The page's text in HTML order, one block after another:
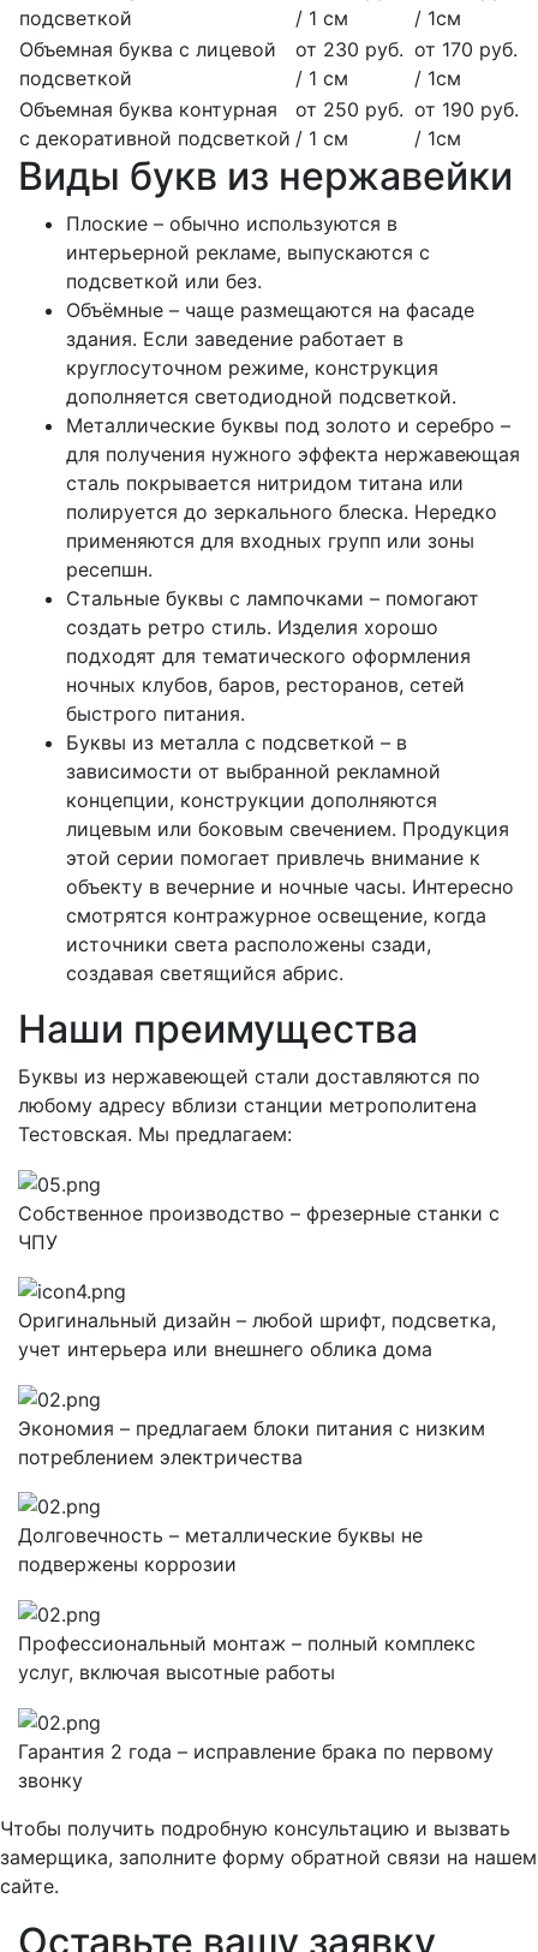
подсветкой
/ 1 см
/ 1см
Объемная буква с лицевой
подсветкой
от 230 руб.
/ 1 см
от 170 руб.
/ 1см
Объемная буква контурная
с декоративной подсветкой
от 250 руб.
/ 1 см
от 190 руб.
/ 1см
Виды букв из нержавейки
Плоские – обычно используются в
интерьерной рекламе, выпускаются с
подсветкой или без.
Объёмные – чаще размещаются на фасаде
здания. Если заведение работает в
круглосуточном режиме, конструкция
дополняется светодиодной подсветкой.
Металлические буквы под золото и серебро –
для получения нужного эффекта нержавеющая
сталь покрывается нитридом титана или
полируется до зеркального блеска. Нередко
применяются для входных групп или зоны
ресепшн.
Стальные буквы с лампочками – помогают
создать ретро стиль. Изделия хорошо
подходят для тематического оформления
ночных клубов, баров, ресторанов, сетей
быстрого питания.
Буквы из металла с подсветкой – в
зависимости от выбранной рекламной
концепции, конструкции дополняются
лицевым или боковым свечением. Продукция
этой серии помогает привлечь внимание к
объекту в вечерние и ночные часы. Интересно
смотрятся контражурное освещение, когда
источники света расположены сзади,
создавая светящийся абрис.
Наши преимущества
Буквы из нержавеющей стали доставляются по
любому адресу вблизи станции метрополитена
Тестовская. Мы предлагаем:
Собственное производство – фрезерные станки с
ЧПУ
Оригинальный дизайн – любой шрифт, подсветка,
учет интерьера или внешнего облика дома
Экономия – предлагаем блоки питания с низким
потреблением электричества
Долговечность – металлические буквы не
подвержены коррозии
Профессиональный монтаж – полный комплекс
услуг, включая высотные работы
Гарантия 2 года – исправление брака по первому
звонку
Чтобы получить подробную консультацию и вызвать
замерщика, заполните форму обратной связи на нашем
сайте.
Оставьте вашу заявку